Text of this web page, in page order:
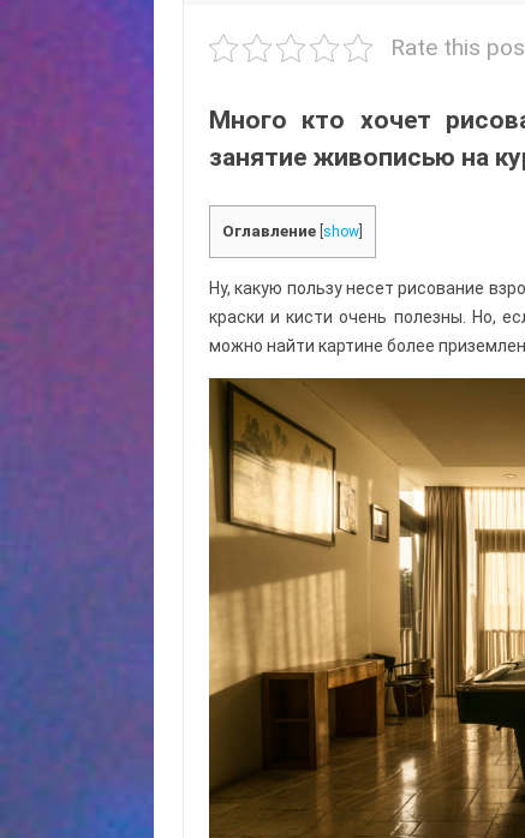
Rate this
Много кто хочет
занятие живописью на
Оглавление show]
Ну, какую пользу несет рисование
краски и кисти очень полезны. Но,
можно найти картине более